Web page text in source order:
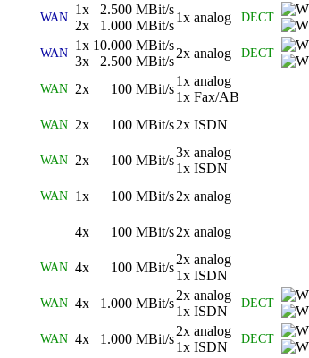
WAN
1x 2.500 MBit/s
2x 1.000 MBit/s
1x analog DECT
WAN
1x 10.000 MBit/s
3x 2.500 MBit/s
2x analog DECT
WAN 2x 100 MBit/s
1x analog
1x Fax/AB
WAN 2x 100 MBit/s2x ISDN
WAN 2x 100 MBit/s
3x analog
1x ISDN
WAN 1x 100 MBit/s2x analog
4x 100 MBit/s2x analog
WAN 4x 100 MBit/s
2x analog
1x ISDN
WAN 4x 1.000 MBit/s
2x analog
1x ISDN
DECT
WAN 4x 1.000 MBit/s
2x analog
1x ISDN
DECT